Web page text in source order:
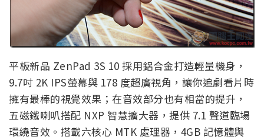
平板新品 ZenPad 3S 10 採用鋁合金打造輕量機身，
9.7吋 2K IPS螢幕與 178 度超廣視角，讓你追劇看片時
擁有最棒的視覺效果；在音效部分也有相當的提升，
五磁鐵喇叭搭配 NXP 智慧擴大器，提供 7.1 聲道臨場
環繞音效。搭載六核心 MTK 處理器，4GB 記憶體與